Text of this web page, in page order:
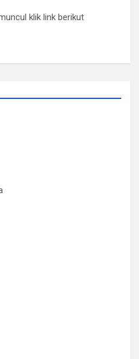
klik link berikut